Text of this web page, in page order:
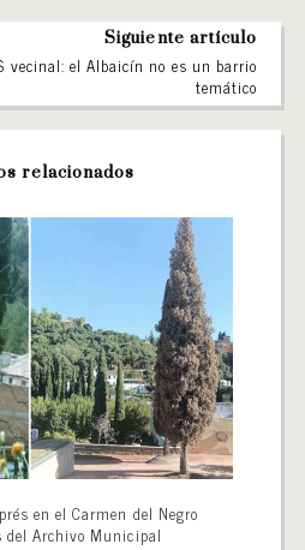
Siguiente artículo
vecinal: el Albaicín no es un barrio
temático
relacionados
en el Carmen del Negro
del Archivo Municipal